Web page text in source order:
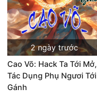
2 ngày trước
Cao Võ: Hack Ta Tới Mở,
Tác Dụng Phụ Ngươi Tới
Gánh